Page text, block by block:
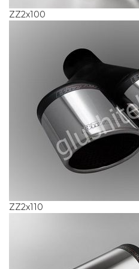
ZZ2x100
ZZ2x110